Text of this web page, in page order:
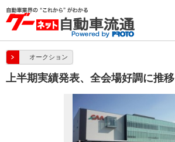
オークション
上半期実績発表、全会場好調に推移